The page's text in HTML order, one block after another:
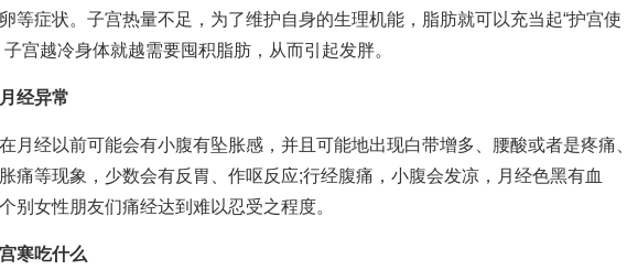
等症状。子宫热量不足，为了维护自身的生理机能，脂肪就可以充当起“护宫使
子宫越冷身体就越需要囤积脂肪，从而引起发胖。
经异常
经以前可能会有小腹有坠胀感，并且可能地出现白带增多、腰酸或者是疼痛、
痛等现象，少数会有反胃、作呕反应;行经腹痛，小腹会发凉，月经色黑有血
别女性朋友们痛经达到难以忍受之程度。
宫寒吃什么